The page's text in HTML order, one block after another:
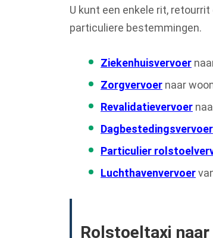
U kunt een enkele rit,
particuliere bestemmingen.
Ziekenhuisvervoer
Zorgvervoer naar
Revalidatievervoer
Dagbestedingsvervoer
Particulier
Luchthavenvervoer
Rolstoeltaxi